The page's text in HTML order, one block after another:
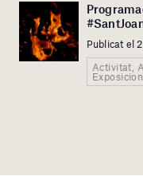
Publicat el
Activitat,